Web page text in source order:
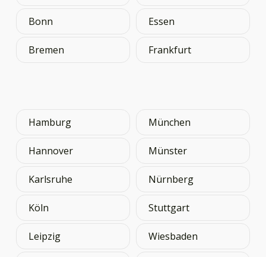
Bonn
Bremen
Essen
Frankfurt
Hamburg
Hannover
Karlsruhe
Köln
Leipzig
München
Münster
Nürnberg
Stuttgart
Wiesbaden